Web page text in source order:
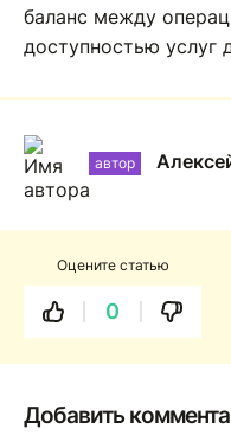
баланс между
доступностью услуг
автор
Оцените статью
0
Добавить